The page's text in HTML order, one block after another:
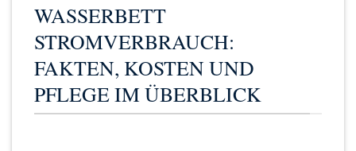
WASSERBETT
STROMVERBRAUCH:
FAKTEN, KOSTEN UND
PFLEGE IM ÜBERBLICK